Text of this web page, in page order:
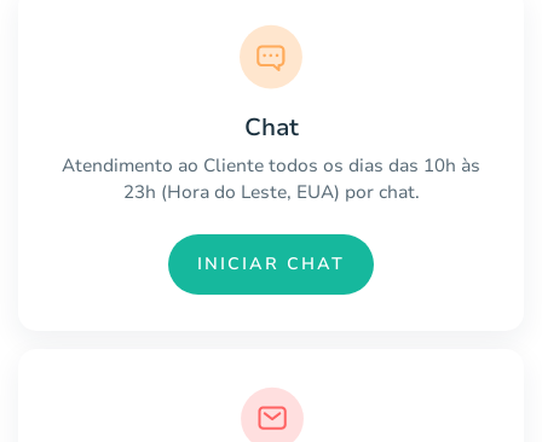
Chat
Atendimento ao Cliente todos os dias das 10h às
23h (Hora do Leste, EUA) por chat.
INICIAR CHAT